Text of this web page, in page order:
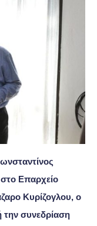
Επαρχείο
Κυρίζογλου, ο
την συνεδρίαση